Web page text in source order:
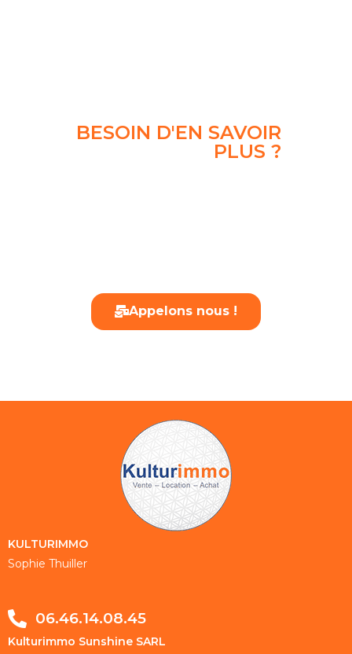
BESOIN D'EN SAVOIR
PLUS ?
Appelons nous !
KULTURIMMO
Sophie Thuiller
06.46.14.08.45
Kulturimmo Sunshine SARL